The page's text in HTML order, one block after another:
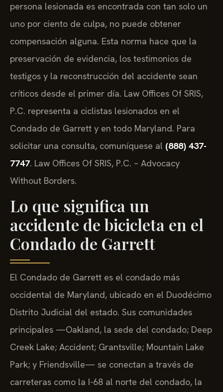
persona lesionada es encontrada con tan solo un
uno por ciento de culpa, no puede obtener
compensación alguna. Esta norma hace que la
preservación de evidencia, los testimonios de
testigos y la reconstrucción del accidente sean
críticos desde el primer día. Law Offices Of SRIS,
P.C. representa a ciclistas lesionados en el
Condado de Garrett y en todo Maryland. Para
solicitar una consulta, comuníquese al (888) 437-
7747. Law Offices Of SRIS, P.C. – Advocacy
Without Borders.
Lo que significa un
accidente de bicicleta en el
Condado de Garrett
El Condado de Garrett es el condado más
occidental de Maryland, ubicado en el Duodécimo
Distrito Judicial del estado. Sus comunidades
principales —Oakland, la sede del condado; Deep
Creek Lake; Accident; Grantsville; Mountain Lake
Park; y Friendsville— se conectan a través de
carreteras como la I-68 al norte del condado, la